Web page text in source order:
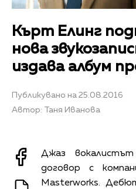
Кърт Елинг
нова
издава албум
Публикувано на 25.08.2016
Автор: Таня Иванова
Джаз
договор с
Masterworks.